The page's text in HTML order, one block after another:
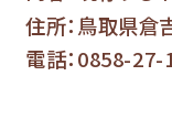
住所：鳥取県
電話：0858-27-